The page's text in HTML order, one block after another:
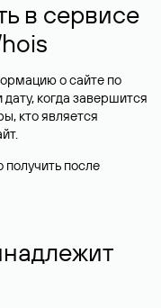
в сервисе
о сайте по
когда завершится
кто является
после